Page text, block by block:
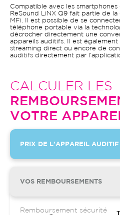
Compatible avec les
ReSound LiNX Q9 fait partie de
MFi. Il est possible de se
téléphone portable via la
décrocher directement une
appareils auditifs. Il est
streaming direct ou encore de
auditifs directement par
CALCULER LES
VOTRE
PRIX DE L'APPAREIL AUDITIF
VOS REMBOURSEMENTS
Remboursement sécurité